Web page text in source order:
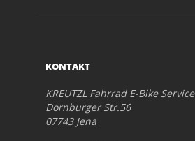
KONTAKT
KREUTZL Fahrrad E-Bike Service
Dornburger Str.56
07743 Jena